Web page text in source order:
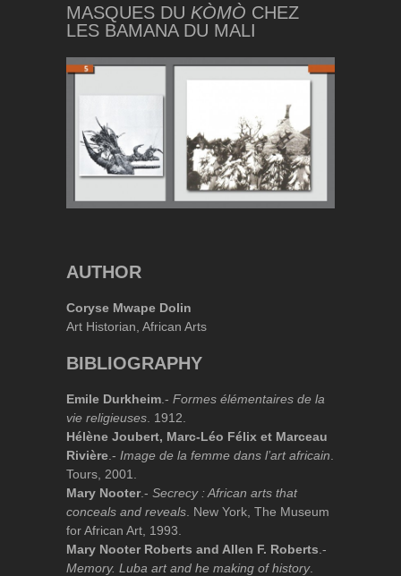
MASQUES DU KÒMÒ CHEZ
LES BAMANA DU MALI
AUTHOR
Coryse Mwape Dolin
Art Historian, African Arts
BIBLIOGRAPHY
Emile Durkheim .- Formes élémentaires de la
vie religieuses . 1912.
Hélène Joubert, Marc-Léo Félix et Marceau
Rivière .- Image de la femme dans l’art africain
Tours, 2001.
Mary Nooter.- Secrecy : African arts that
conceals and reveals . New York, The Museum
for African Art, 1993.
Mary Nooter Roberts and Allen F. Roberts .-
Memory. Luba art and he making of history.